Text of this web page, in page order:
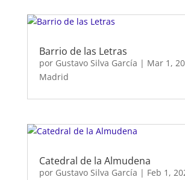
Barrio de las Letras
por Gustavo Silva García | Mar 1,
Madrid
Catedral de la Almudena
por Gustavo Silva García | Feb 1,